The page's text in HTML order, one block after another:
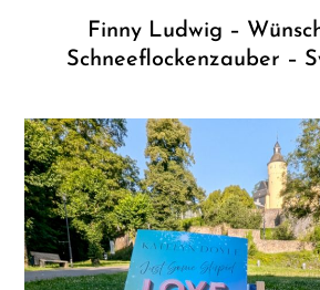
Finny Ludwig –
Schneeflockenzauber –